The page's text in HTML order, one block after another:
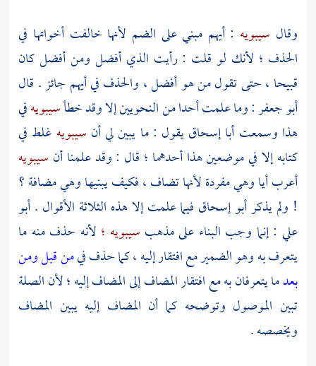
وقال سيبويه : أيهم مبني على الضم لأنها خالفت أخواتها في
الحذف ؛ لأنك لو قلت : رأيت الذي أفضل ومن أفضل كان
قبيحا ، حتى تقول من هو أفضل ، والحذف في أيهم جائز . قال
أبو جعفر: وما علمت أحدا من النحويين إلا وقد خطأسيبويهفي
هذا وسمعت أبا إسحاقيقول : ما يبين لي أن سيبويه غلط في
كتابه إلا في موضعين هذا أحدهما ؛ قال : وقد علمنا أن سيبويه
أعرب أيا وهي مفردة لأنها تضاف ، فكيف يبنيها وهي مضافة ؟
! ولم يذكرأبو إسحاق فيما علمت إلا هذه الثلاثة الأقوال .أبو
علي : إنما وجب البناء على مذهب سيبويه ؛ لأنه حذف منه ما
يتعرف به وهو الضمير مع افتقار إليه ، كما حذف فيمن قبل ومن
بعدما يتعرفان به مع افتقار المضاف إلى المضاف إليه ؛ لأن الصلة
تبين الموصول وتوضحه كما أن المضاف إليه يبين المضاف
ويخصصه .